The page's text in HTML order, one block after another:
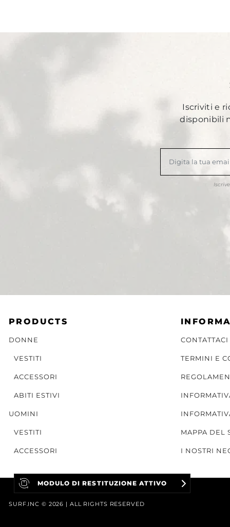
Iscriviti e
disponibili
PRODUCTS
DONNE
VESTITI
ACCESSORI
ABITI ESTIVI
UOMINI
VESTITI
ACCESSORI
MODULO DI RESTITUZIONE ATTIVO
CONTATTACI
TERMINI E
MAPPA DEL
I NOSTRI
SURF.INC © 2026 | ALL RIGHTS RESERVED